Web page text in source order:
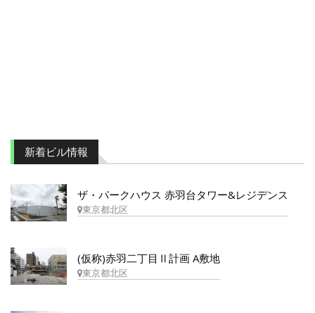
新着ビル情報
ザ・パークハウス 赤羽台タワー&レジデンス
東京都北区
(仮称)赤羽二丁目Ⅱ計画 A敷地
東京都北区